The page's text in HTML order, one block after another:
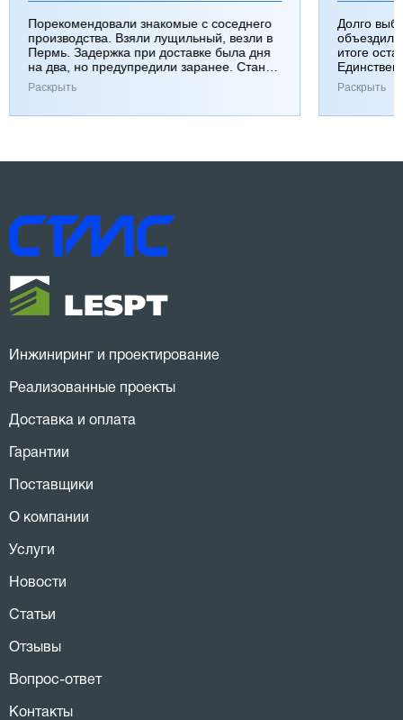
Порекомендовали знакомые с соседнего
производства. Взяли лущильный, везли в
Пермь. Задержка при доставке была дня
на два, но предупредили заранее. Станок
работает хорошо, к качеству вопросов нет.
Раскрыть
Долго
итоге
Раскрыть
Инжиниринг и проектирование
Реализованные проекты
Доставка и оплата
Гарантии
Поставщики
О компании
Услуги
Новости
Статьи
Отзывы
Вопрос-ответ
Контакты